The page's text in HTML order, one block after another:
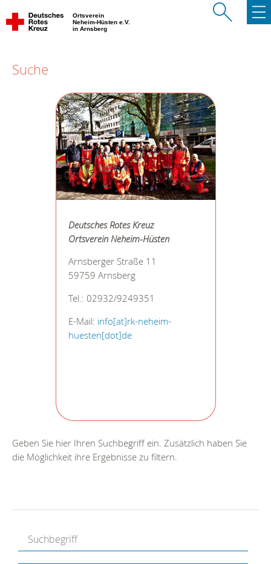
Ortsverein
Neheim-Hüsten e.V.
in Arnsberg
Suche
Deutsches Rotes Kreuz
Ortsverein Neheim-Hüsten
Arnsberger Straße 11
59759 Arnsberg
Tel.: 02932/9249351
E-Mail: info[at]rk-neheim-
huesten[dot]de
Geben Sie hier Ihren Suchbegriff ein. Zusätzlich haben Sie
die Möglichkeit ihre Ergebnisse zu filtern.